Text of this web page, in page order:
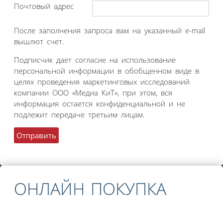
Почтовый адрес
После заполнения запроса вам на указанный e-mail
вышлют счет.
Подписчик дает согласие на использование
персональной информации в обобщенном виде в
целях проведения маркетинговых исследований
компании ООО «Медиа КиТ», при этом, вся
информация остается конфиденциальной и не
подлежит передаче третьим лицам.
ОНЛАЙН ПОКУПКА